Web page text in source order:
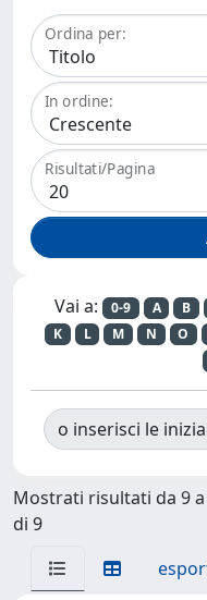
Ordina per:
In ordine:
Risultati/Pagina
Vai a: 0-9 A B
K
L M N O
o inserisci le
Mostrati risultati da 9
di 9